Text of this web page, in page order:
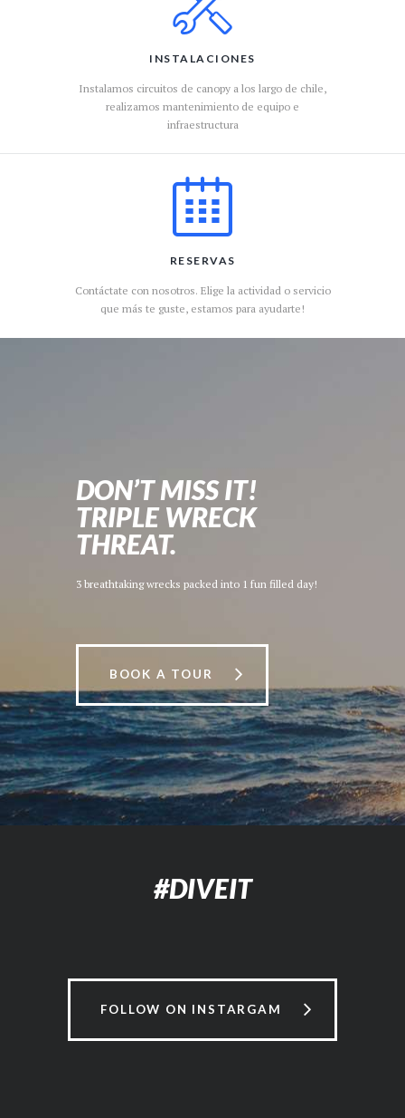
INSTALACIONES
Instalamos circuitos de canopy a los largo de chile,
realizamos mantenimiento de equipo e
infraestructura
RESERVAS
Contáctate con nosotros. Elige la actividad o servicio
que más te guste, estamos para ayudarte!
DON’T MISS IT!
TRIPLE WRECK
THREAT.
3 breathtaking wrecks packed into 1 fun filled day!
BOOK A TOUR
#DIVEIT
FOLLOW ON INSTARGAM